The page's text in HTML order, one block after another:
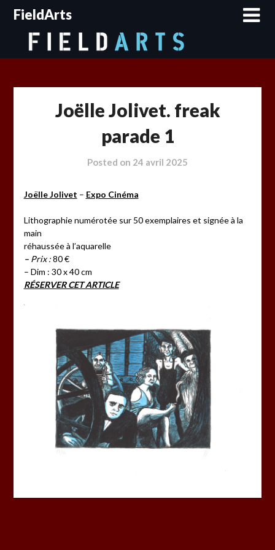
SkipFieldArts
Joëlle Jolivet. freak
parade 1
Posted on 24 avril 2025
Joëlle Jolivet – Expo Cinéma
Lithographie numérotée sur 50 exemplaires et signée à la
main
réhaussée à l’aquarelle
– Prix :80 €
– Dim : 30 x 40 cm
RÉSERVER CET ARTICLE